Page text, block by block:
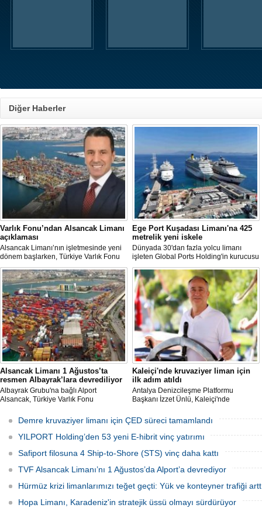
Diğer Haberler
Varlık Fonu’ndan Alsancak Limanı
açıklaması
Alsancak Limanı’nın işletmesinde yeni
dönem başlarken, Türkiye Varlık Fonu
Yatırımlardan Sorumlu Genel Müdür
Yardımcısı Aziz Murat Uluğ, limanda
satış ya da imtiyaz devri yapılmadığını
belirterek, “Yük limanı operasyonlarını
yerli ve milli Alport’a teslim ettik”
açıklamasında bulundu.
Ege Port Kuşadası Limanı'na 425
metrelik yeni iskele
Dünyada 30'dan fazla yolcu limanı
işleten Global Ports Holding'in kurucusu
ve Yönetim Kurulu Başkanı Mehmet
Kutman'ın sahibi olduğu Ege Port
Kuşadası, yeni bir yatırım hamlesine
hazırlanıyor.
Alsancak Limanı 1 Ağustos’ta
resmen Albayrak’lara devrediliyor
Albayrak Grubu'na bağlı Alport
Alsancak, Türkiye Varlık Fonu
yük limanı işletmesini 1 Ağustos 2026
itibarıyla devralacağını liman
kullanıcılarına gönderdiği resmi yazıyla
Kaleiçi'nde kruvaziyer liman için
ilk adım atıldı
Antalya Denizcileşme Platformu
Başkanı İzzet Ünlü, Kaleiçi'nde
Ulaştırma ve Altyapı Bakanlığı 6'ncı
Bölge Müdürlüğü tarafından teknik
çalışma başlatıldığını açıkladı.
Demre kruvaziyer limanı için ÇED süreci tamamlandı
YILPORT Holding’den 53 yeni E-hibrit vinç yatırımı
Safiport filosuna 4 Ship-to-Shore (STS) vinç daha kattı
TVF Alsancak Limanı’nı 1 Ağustos’da Alport’a devrediyor
Hürmüz krizi limanlarımızı teğet geçti: Yük ve konteyner trafiği
Hopa Limanı, Karadeniz'in stratejik üssü olmayı sürdürüyor